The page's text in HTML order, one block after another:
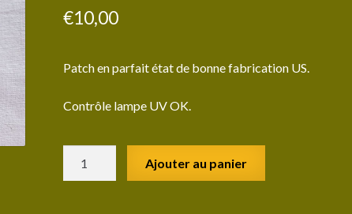
€10,00
Patch en parfait état de bonne fabrication US.
Contrôle lampe UV OK.
Ajouter au panier